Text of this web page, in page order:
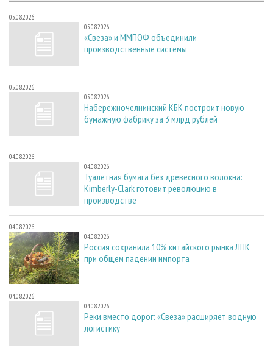
05.08.2026
05.08.2026
«Свеза» и ММПОФ объединили
производственные системы
05.08.2026
05.08.2026
Набережночелнинский КБК построит новую
бумажную фабрику за 3 млрд рублей
04.08.2026
04.08.2026
Туалетная бумага без древесного волокна:
Kimberly-Clark готовит революцию в
производстве
04.08.2026
04.08.2026
Россия сохранила 10% китайского рынка ЛПК
при общем падении импорта
04.08.2026
04.08.2026
Реки вместо дорог: «Свеза» расширяет водную
логистику